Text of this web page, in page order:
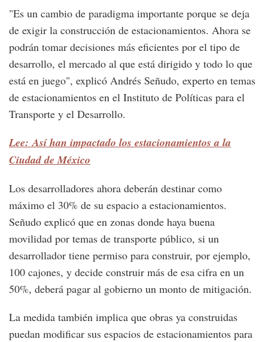
"Es un cambio de paradigma importante porque se deja
de exigir la construcción de estacionamientos. Ahora se
podrán tomar decisiones más eficientes por el tipo de
desarrollo, el mercado al que está dirigido y todo lo que
está en juego", explicó Andrés Señudo, experto en temas
de estacionamientos en el Instituto de Políticas para el
Transporte y el Desarrollo.
Lee: Así han impactado los estacionamientos a la
Ciudad de México
Los desarrolladores ahora deberán destinar como
máximo el 30% de su espacio a estacionamientos.
Señudo explicó que en zonas donde haya buena
movilidad por temas de transporte público, si un
desarrollador tiene permiso para construir, por ejemplo,
100 cajones, y decide construir más de esa cifra en un
50%, deberá pagar al gobierno un monto de mitigación.
La medida también implica que obras ya construidas
puedan modificar sus espacios de estacionamientos para